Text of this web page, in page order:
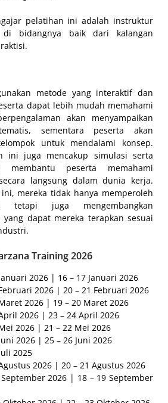
pelatihan ini adalah instruktur
di bidangnya baik dari kalangan
metode yang interaktif dan
dapat lebih mudah memahami
akan menyampaikan
sementara peserta akan
untuk mendalami konsep.
ini juga mencakup simulasi serta
peserta memahami
langsung dalam dunia kerja.
mereka tidak hanya memperoleh
tetapi juga mengembangkan
dapat mereka terapkan sesuai
Training 2026
2026 | 16 – 17 Januari 2026
2026 | 20 – 21 Februari 2026
2026 | 19 – 20 Maret 2026
2026 | 23 – 24 April 2026
2026 | 21 – 22 Mei 2026
2026 | 25 – 26 Juni 2026
2025
2026 | 20 – 21 Agustus 2026
2026 | 18 – 19 September